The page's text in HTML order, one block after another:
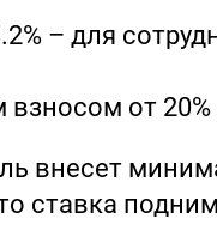
– для
от 20%
внесет
ставка